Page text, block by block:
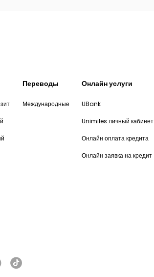
Переводы
Международные
Онлайн услуги
UBank
Unimiles личный кабинет
Онлайн оплата кредита
Онлайн заявка на кредит